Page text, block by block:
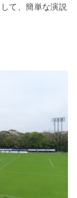
て、簡単な演説